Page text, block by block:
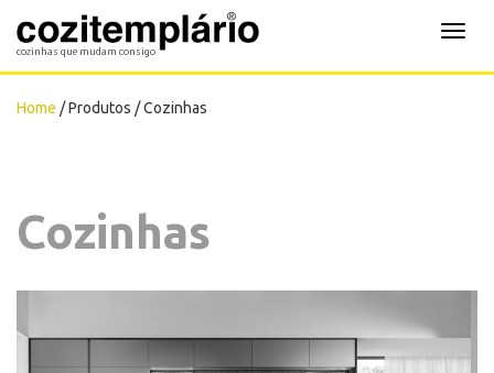
Cozitemplário
cozinhas que mudam consigo
Home / Produtos / Cozinhas
Cozinhas